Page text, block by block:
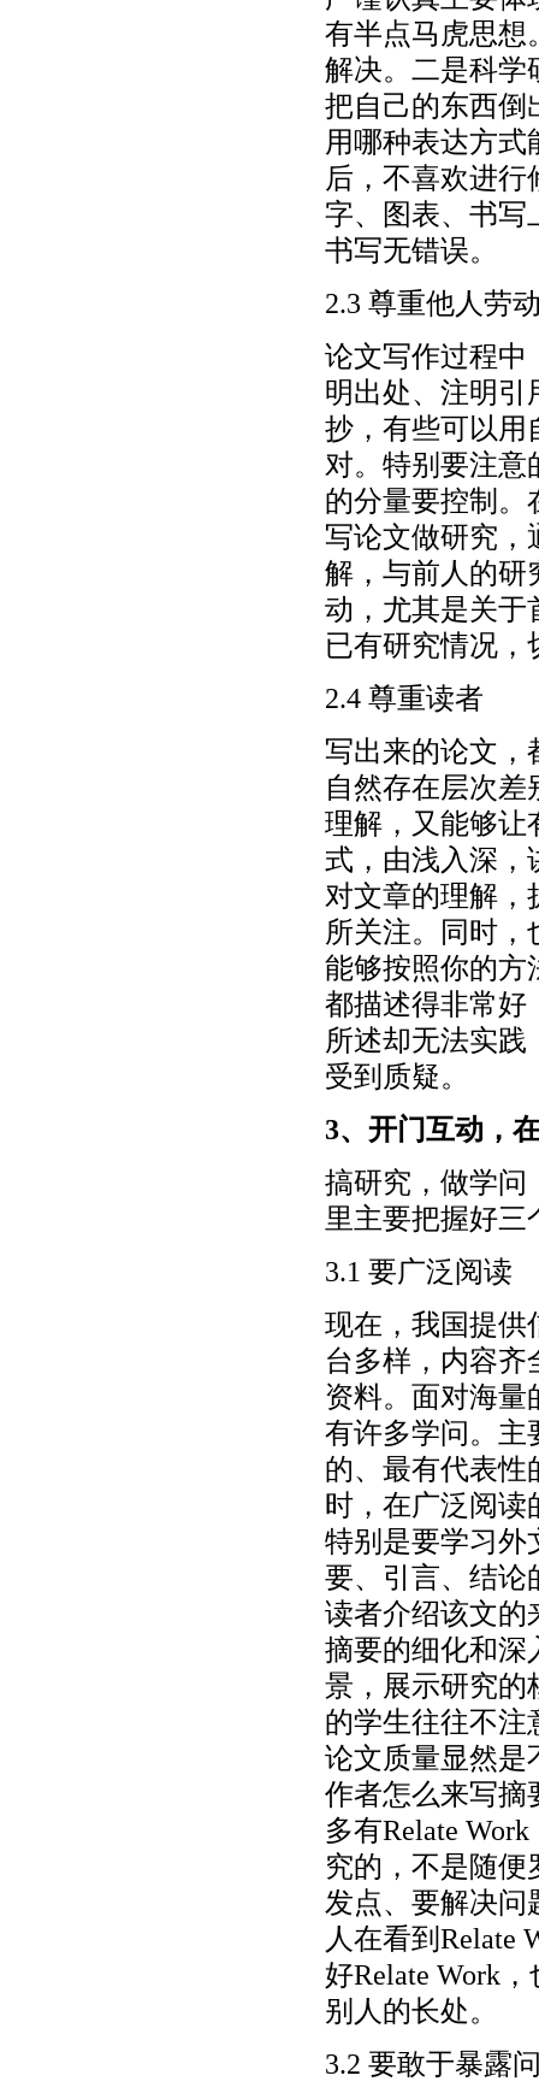
有半点马虎思想
解决。二是科学
把自己的东西倒
用哪种表达方
后，不喜欢进
字、图表、书写
书写无错误。
2.3 尊重他人劳
论文写作过程中
明出处、注明引
抄，有些可以用
对。特别要注意
的分量要控制。
写论文做研究，
解，与前人的研
动，尤其是关于
已有研究情况，
2.4 尊重读者
写出来的论文，
自然存在层次
理解，又能够让
式，由浅入深，
对文章的理解，
所关注。同时
能够按照你的方
都描述得非常好
所述却无法实
受到质疑。
3、开门互动，
搞研究，做学问
里主要把握好三
3.1 要广泛阅读
现在，我国提供
台多样，内容
资料。面对海量
有许多学问。主
的、最有代表性
时，在广泛阅读
特别是要学习外
要、引言、结论
读者介绍该文的
摘要的细化和深
景，展示研究的
的学生往往不注
论文质量显然是
作者怎么来写摘
多有Relate
究的，不是随
发点、要解决问
人在看到Relate
好Relate Work
别人的长处。
3.2 要敢于暴露